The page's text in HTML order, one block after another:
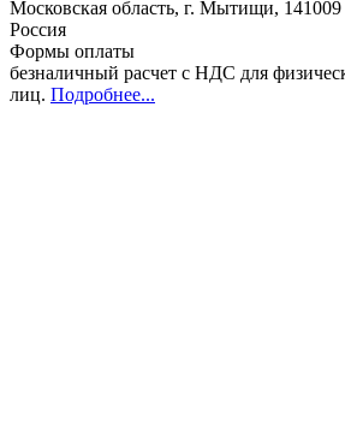
Московская область, г. Мытищи, 141009
Россия
Формы оплаты
безналичный расчет с НДС для
лиц. Подробнее...